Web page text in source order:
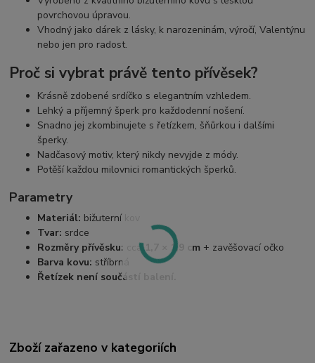
povrchovou úpravou.
Vhodný jako dárek z lásky, k narozeninám, výročí, Valentýnu
nebo jen pro radost.
Proč si vybrat právě tento přívěsek?
Krásně zdobené srdíčko s elegantním vzhledem.
Lehký a příjemný šperk pro každodenní nošení.
Snadno jej zkombinujete s řetízkem, šňůrkou i dalšími
šperky.
Nadčasový motiv, který nikdy nevyjde z módy.
Potěší každou milovnici romantických šperků.
Parametry
Materiál: bižuterní kov
Tvar: srdce
Rozměry přívěsku:
cca1,7 × 1,9 cm + zavěšovací očko
Barva kovu: stříbrná
Řetízek není součástí balení.
Zboží zařazeno v kategoriích